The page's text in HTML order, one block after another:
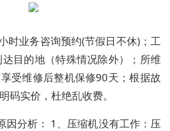
时业务咨询预约(节假日不休)；工
目的地（特殊情况除外）；所维
受维修后整机保修90天；根据故
码实价，杜绝乱收费。
因分析： 1、压缩机没有工作：压